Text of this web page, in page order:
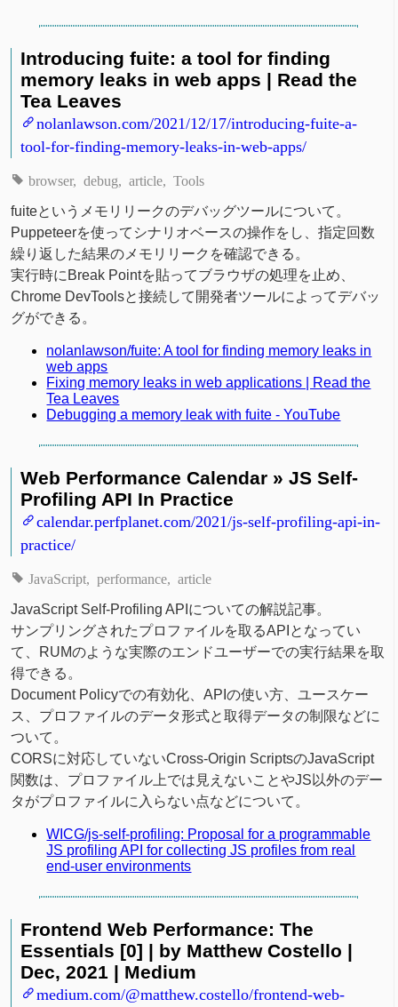
Introducing fuite: a tool for finding
memory leaks in web apps | Read the
Tea Leaves
nolanlawson.com/2021/12/17/introducing-fuite-a-
tool-for-finding-memory-leaks-in-web-apps/
browser debug article Tools
fuiteというメモリリークのデバッグツールについて。
Puppeteerを使ってシナリオベースの操作をし、指定回数
繰り返した結果のメモリリークを確認できる。
実行時にBreak Pointを貼ってブラウザの処理を止め、
Chrome DevToolsと接続して開発者ツールによってデバッ
グができる。
nolanlawson/fuite: A tool for finding memory leaks in
web apps
Fixing memory leaks in web applications | Read the
Tea Leaves
Debugging a memory leak with fuite - YouTube
Web Performance Calendar » JS Self-
Profiling API In Practice
calendar.perfplanet.com/2021/js-self-profiling-api-in-
practice/
JavaScript performance article
JavaScript Self-Profiling APIについての解説記事。
サンプリングされたプロファイルを取るAPIとなってい
て、RUMのような実際のエンドユーザーでの実行結果を取
得できる。
Document Policyでの有効化、APIの使い方、ユースケー
ス、プロファイルのデータ形式と取得データの制限などに
ついて。
CORSに対応していないCross-Origin ScriptsのJavaScript
関数は、プロファイル上では見えないことやJS以外のデー
タがプロファイルに入らない点などについて。
WICG/js-self-profiling: Proposal for a programmable
JS profiling API for collecting JS profiles from real
end-user environments
Frontend Web Performance: The
Essentials [0] | by Matthew Costello |
Dec, 2021 | Medium
medium.com/@matthew.costello/frontend-web-